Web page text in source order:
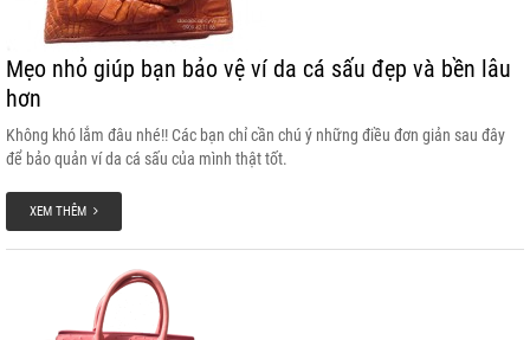
Mẹo nhỏ giúp bạn bảo vệ ví da cá sấu đẹp và bền lâu
hơn
Không khó lắm đâu nhé!! Các bạn chỉ cần chú ý những điều đơn giản sau đây
để bảo quản ví da cá sấu của mình thật tốt.
XEM THÊM